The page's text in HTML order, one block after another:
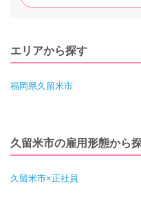
エリアから探す
福岡県久留米市
久留米市の雇用形態から
久留米市×正社員